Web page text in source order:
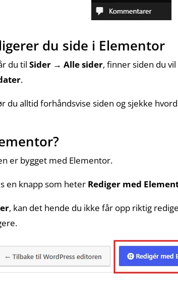
du side i Elementor
du tilSider → Alle sider, finner siden du
.
du alltid forhåndsvise siden og sjekke
er bygget med Elementor.
en knapp som heter Rediger med
, kan det hende du ikke får opp riktig